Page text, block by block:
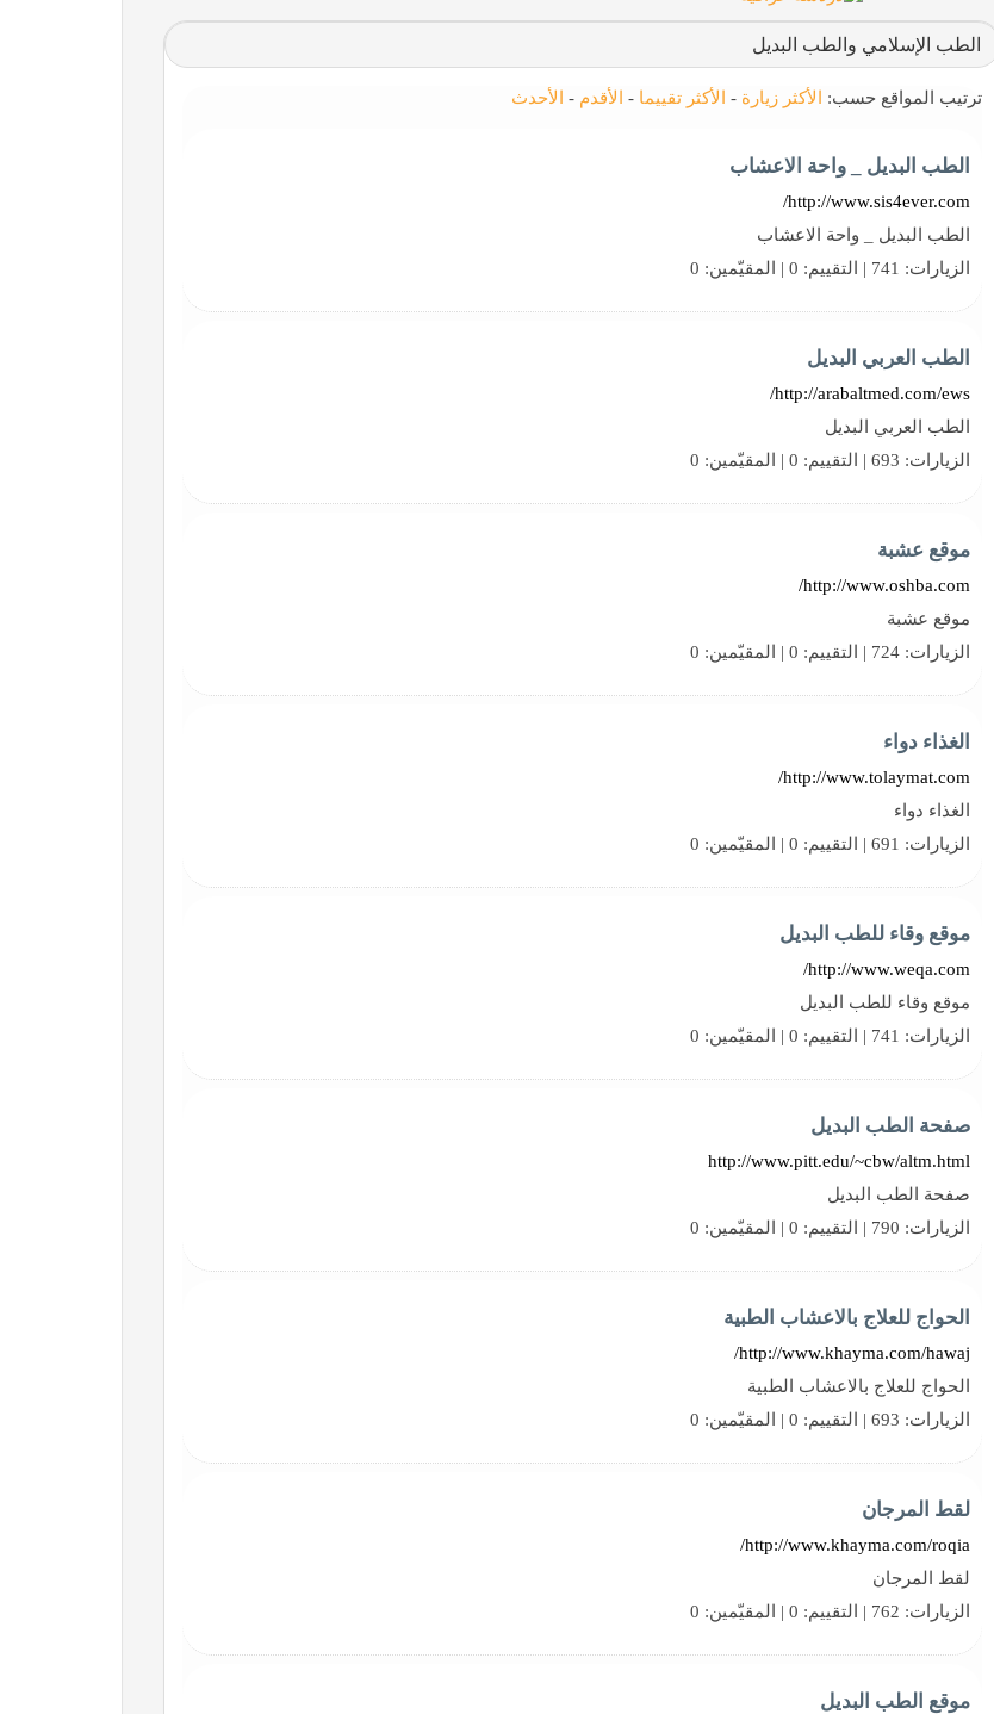
الطب الإسلامي والطب البديل
ترتيب المواقع حسب: الأكثر زيارة - الأكثر تقييما - الأقدم - الأحدث
الطب البديل _ واحة الاعشاب
http://www.sis4ever.com/
الطب البديل _ واحة الاعشاب
الزيارات: 741 | التقييم: 0 | المقيّمين: 0
الطب العربي البديل
http://arabaltmed.com/ews/
الطب العربي البديل
الزيارات: 693 | التقييم: 0 | المقيّمين: 0
موقع عشبة
http://www.oshba.com/
موقع عشبة
الزيارات: 724 | التقييم: 0 | المقيّمين: 0
الغذاء دواء
http://www.tolaymat.com/
الغذاء دواء
الزيارات: 691 | التقييم: 0 | المقيّمين: 0
موقع وقاء للطب البديل
http://www.weqa.com/
موقع وقاء للطب البديل
الزيارات: 741 | التقييم: 0 | المقيّمين: 0
صفحة الطب البديل
http://www.pitt.edu/~cbw/altm.html
صفحة الطب البديل
الزيارات: 790 | التقييم: 0 | المقيّمين: 0
الحواج للعلاج بالاعشاب الطبية
http://www.khayma.com/hawaj/
الحواج للعلاج بالاعشاب الطبية
الزيارات: 693 | التقييم: 0 | المقيّمين: 0
لقط المرجان
http://www.khayma.com/roqia/
لقط المرجان
الزيارات: 762 | التقييم: 0 | المقيّمين: 0
موقع الطب البديل